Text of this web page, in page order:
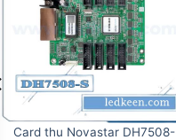
Card thu Novastar DH7516-